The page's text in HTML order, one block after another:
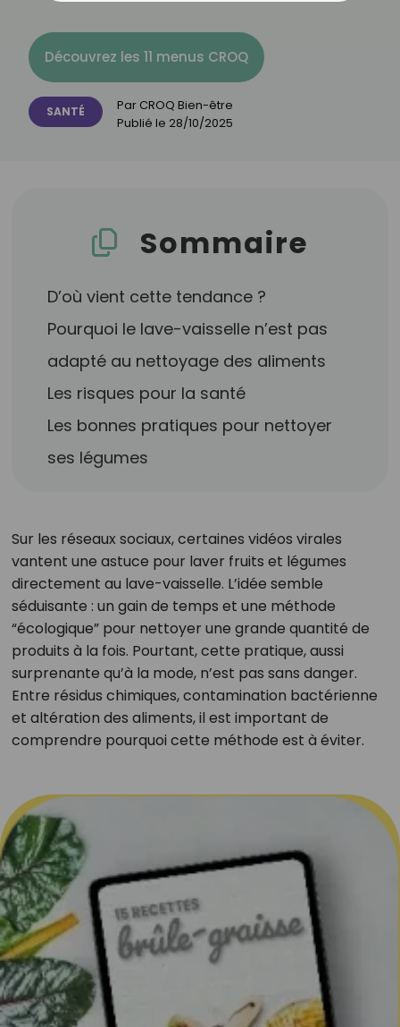
Découvrez les 11 menus CROQ
SANTÉ Par CROQ Bien-être
Publié le 28/10/2025
Sommaire
D’où vient cette tendance ?
Pourquoi le lave-vaisselle n’est pas
adapté au nettoyage des aliments
Les risques pour la santé
Les bonnes pratiques pour nettoyer
ses légumes
Sur les réseaux sociaux, certaines vidéos virales
vantent une astuce pour laver fruits et légumes
directement au lave-vaisselle. L’idée semble
séduisante : un gain de temps et une méthode
“écologique” pour nettoyer une grande quantité de
produits à la fois. Pourtant, cette pratique, aussi
surprenante qu’à la mode, n’est pas sans danger.
Entre résidus chimiques, contamination bactérienne
et altération des aliments, il est important de
comprendre pourquoi cette méthode est à éviter.